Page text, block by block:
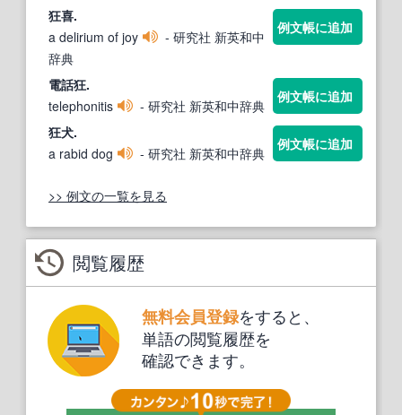
狂喜.
a delirium of joy
- 研究社 新英和中
辞典
例文帳に追加
電話狂.
telephonitis
- 研究社 新英和中辞典
例文帳に追加
狂犬.
a rabid dog
- 研究社 新英和中辞典
例文帳に追加
>> 例文の一覧を見る
閲覧履歴
無料会員登録をすると、
単語の閲覧履歴を
確認できます。